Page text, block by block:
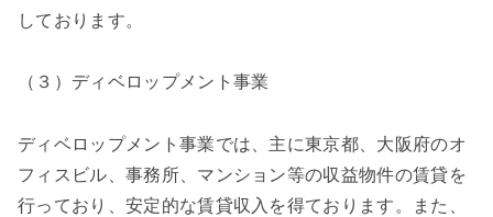
しております。
（３）ディベロップメント事業
ディベロップメント事業では、主に東京都、大阪府のオ
フィスビル、事務所、マンション等の収益物件の賃貸を
行っており、安定的な賃貸収入を得ております。また、